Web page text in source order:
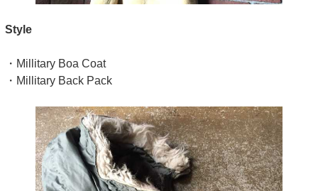
Style
・Millitary Boa Coat
・Millitary Back Pack